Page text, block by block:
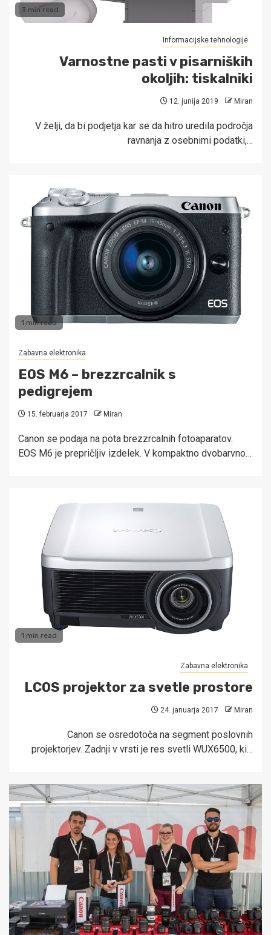
3 min read
Informacijske tehnologije
Varnostne pasti v pisarniških
okoljih: tiskalniki
12. junija 2019 Miran
V želji, da bi podjetja kar se da hitro uredila področja
ravnanja z osebnimi podatki,…
1 min read
Zabavna elektronika
EOS M6 – brezzrcalnik s
pedigrejem
15. februarja 2017 Miran
Canon se podaja na pota brezzrcalnih fotoaparatov.
EOS M6 je prepričljiv izdelek. V kompaktno dvobarvno…
1 min read
Zabavna elektronika
LCOS projektor za svetle prostore
24. januarja 2017 Miran
Canon se osredotoča na segment poslovnih
projektorjev. Zadnji v vrsti je res svetli WUX6500, ki…
1 min read